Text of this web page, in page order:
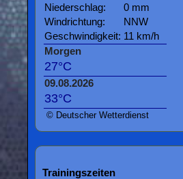
Niederschlag:
0 mm
Windrichtung:
NNW
Geschwindigkeit: 11 km/h
Morgen
27°C
09.08.2026
33°C
© Deutscher Wetterdienst
Trainingszeiten